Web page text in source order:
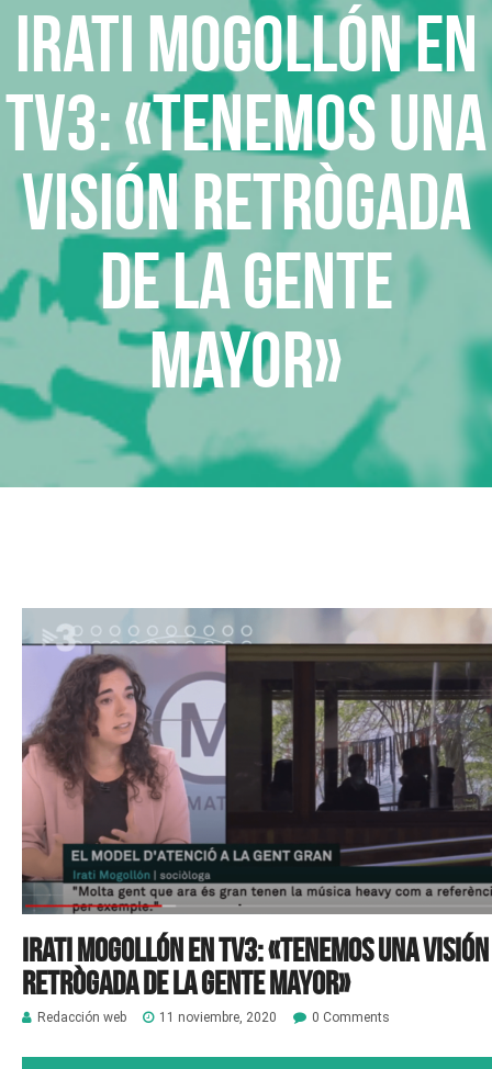
Irati Mogollón en
TV3: «Tenemos una
visión retrògada
de la gente
mayor»
Irati Mogollón en TV3: «Tenemos una visión
retrògada de la gente mayor»
Redacción web 11 noviembre, 2020 0 Comments